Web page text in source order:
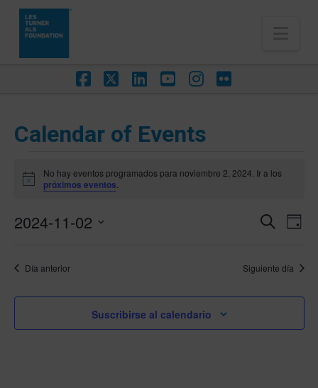
Calendar of Events
Eventos
en
noviembre
2024
Aviso
No hay eventos programados para noviembre 2, 2024. Ir a los
próximos eventos
y
vistas
Buscar
de
Día
2024-11-02
la Día anterior Siguiente día
Suscribirse al calendario